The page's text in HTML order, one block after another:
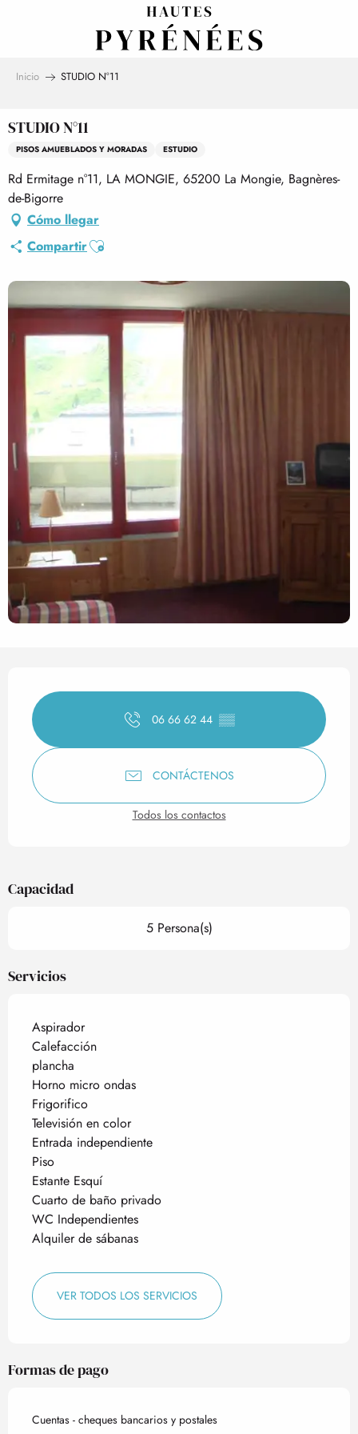
Inicio STUDIO N°11
STUDIO N°11
PISOS AMUEBLADOS Y MORADAS ESTUDIO
Rd Ermitage n°11, LA MONGIE, 65200 La Mongie, Bagnères-
de-Bigorre
Cómo llegar
CompartirAjouter aux favoris
Horarios y datos de
06 66 62 44 ▒▒
CONTÁCTENOS
Todos los contactos
Capacidad
5 Persona(s)
Servicios
Aspirador
Calefacción
plancha
Horno micro ondas
Frigorifico
Televisión en color
Entrada independiente
Piso
Estante Esquí
Cuarto de baño privado
WC Independientes
Alquiler de sábanas
VER TODOS LOS SERVICIOS
Formas de pago
Cuentas - cheques bancarios y postales